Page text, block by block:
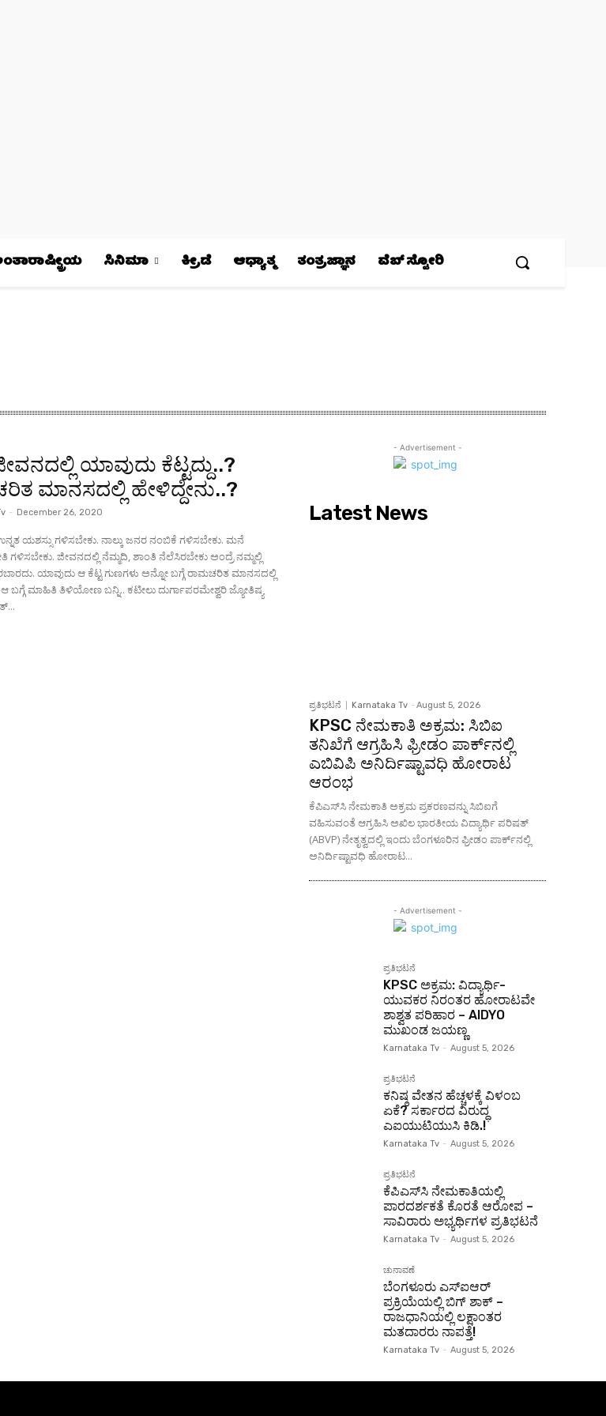
ಸಿನಿಮಾ ಕ್ರೀಡೆ ಆಧ್ಯಾತ್ಮ ತಂತ್ರಜ್ಞಾನ ವೆಬ್ ಸ್ಟೋರಿ
ಯಾವುದು ಕೆಟ್ಟದ್ದು..?
ಮಾನಸದಲ್ಲಿ ಹೇಳಿದ್ದೇನು..?
- December 26, 2020
ಯಶಸ್ಸು ಗಳಿಸಬೇಕು. ನಾಲ್ಕು ಜನರ ನಂಬಿಕೆ ಗಳಿಸಬೇಕು. ಮನೆ
ಗಳಿಸಬೇಕು. ಜೀವನದಲ್ಲಿ ನೆಮ್ಮದಿ, ಶಾಂತಿ ನೆಲೆಸಿರಬೇಕು ಅಂದ್ರೆ ನಮ್ಮಲ್ಲಿ
ಯಾವುದು ಆ ಕೆಟ್ಟ ಗುಣಗಳು ಅನ್ನೋ ಬಗ್ಗೆ ರಾಮಚರಿತ ಮಾನಸದಲ್ಲಿ
ತಿಳಿಯೋಣ ಬನ್ನಿ.. ಕಟೀಲು ದುರ್ಗಾಪರಮೇಶ್ವರಿ ಜ್ಯೋತಿಷ್ಯ
- Advertisement -
Latest News
ಪ್ರತಿಭಟನೆ Karnataka Tv - August 5, 2026
KPSC ನೇಮಕಾತಿ ಅಕ್ರಮ: ಸಿಬಿಐ
ತನಿಖೆಗೆ ಆಗ್ರಹಿಸಿ ಫ್ರೀಡಂ ಪಾರ್ಕ್‌ನಲ್ಲಿ
ಎಬಿವಿಪಿ ಅನಿರ್ದಿಷ್ಟಾವಧಿ ಹೋರಾಟ
ಆರಂಭ
ಕೆಪಿಎಸ್‌ಸಿ ನೇಮಕಾತಿ ಅಕ್ರಮ ಪ್ರಕರಣವನ್ನು ಸಿಬಿಐಗೆ
ವಹಿಸುವಂತೆ ಆಗ್ರಹಿಸಿ ಅಖಿಲ ಭಾರತೀಯ ವಿದ್ಯಾರ್ಥಿ ಪರಿಷತ್
(ABVP) ನೇತೃತ್ವದಲ್ಲಿ ಇಂದು ಬೆಂಗಳೂರಿನ ಫ್ರೀಡಂ ಪಾರ್ಕ್‌ನಲ್ಲಿ
ಅನಿರ್ದಿಷ್ಟಾವಧಿ ಹೋರಾಟ...
- Advertisement -
ಪ್ರತಿಭಟನೆ
KPSC ಅಕ್ರಮ: ವಿದ್ಯಾರ್ಥಿ-
ಯುವಕರ ನಿರಂತರ ಹೋರಾಟವೇ
ಶಾಶ್ವತ ಪರಿಹಾರ – AIDYO
ಮುಖಂಡ ಜಯಣ್ಣ
Karnataka Tv - August 5, 2026
ಪ್ರತಿಭಟನೆ
ಕನಿಷ್ಠ ವೇತನ ಹೆಚ್ಚಳಕ್ಕೆ ವಿಳಂಬ
ಏಕೆ? ಸರ್ಕಾರದ ವಿರುದ್ಧ
ಎಐಯುಟಿಯುಸಿ ಕಿಡಿ.!
Karnataka Tv - August 5, 2026
ಪ್ರತಿಭಟನೆ
ಕೆಪಿಎಸ್‌ಸಿ ನೇಮಕಾತಿಯಲ್ಲಿ
ಪಾರದರ್ಶಕತೆ ಕೊರತೆ ಆರೋಪ –
ಸಾವಿರಾರು ಅಭ್ಯರ್ಥಿಗಳ ಪ್ರತಿಭಟನೆ
Karnataka Tv - August 5, 2026
ಚುನಾವಣೆ
ಬೆಂಗಳೂರು ಎಸ್‌ಐಆರ್
ಪ್ರಕ್ರಿಯೆಯಲ್ಲಿ ಬಿಗ್ ಶಾಕ್ –
ರಾಜಧಾನಿಯಲ್ಲಿ ಲಕ್ಷಾಂತರ
ಮತದಾರರು ನಾಪತ್ತೆ!
Karnataka Tv - August 5, 2026